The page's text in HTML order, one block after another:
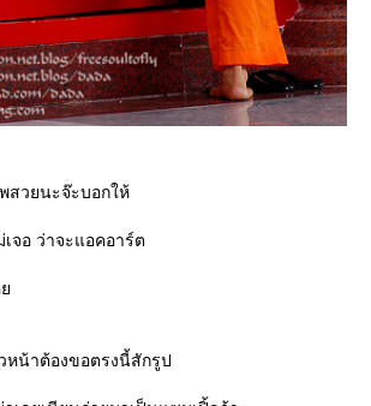
สวยนะจ๊ะบอกให้
จอ ว่าจะแอคอาร์ต
หน้าต้องขอตรงนี้สักรูป